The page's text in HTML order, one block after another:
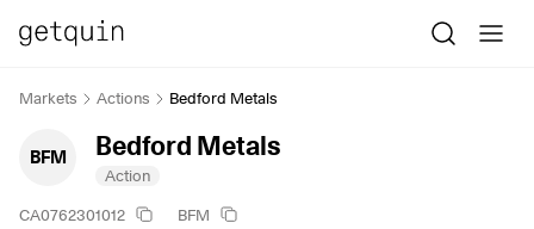
Markets Actions Bedford Metals
BFM Bedford Metals
Action
CA0762301012 BFM